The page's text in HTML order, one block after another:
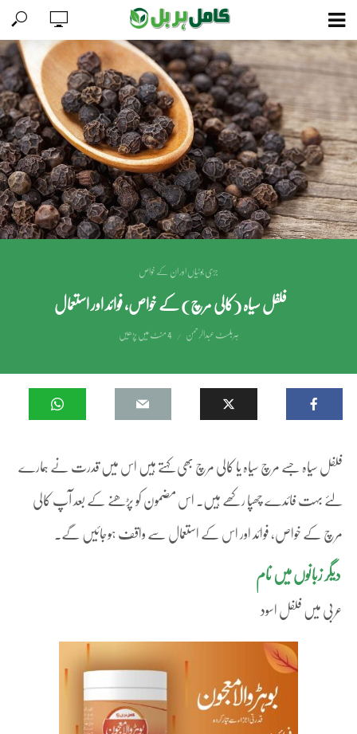
جڑی بوٹیاں اور ان کے خواص
فلفل سیاہ (کالی مرچ) کے خواص، فوائد اور استعمال
ہربلسٹ عبدالرحمٰن 4 منٹ میں پڑھیں
فلفل سیاہ جسے مرچ سیاہ یا کالی مرچ بھی کہتے ہیں اس میں قدرت نے ہمارے
لئے بہت فائدے چھپا رکھے ہیں۔ اس مضمون کو پڑھنے کے بعد آپ کالی
مرچ کے خواص، فوائد اور اس کے استعمال سے واقف ہوجائیں گے۔
دیگر زبانوں میں نام
عربی میں فلفل اسود